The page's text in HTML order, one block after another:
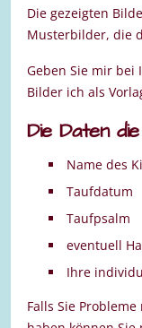
Die gezeigten
Musterbilder, die
Geben Sie mir bei
Bilder ich als
Die Daten
Name des
Taufdatum
Taufpsalm
eventuell
Ihre
Falls Sie